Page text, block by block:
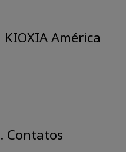
América
Contatos